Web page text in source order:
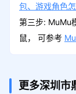
包、游戏角色
第三步: MuMu
鼠， 可参考
更多深圳市